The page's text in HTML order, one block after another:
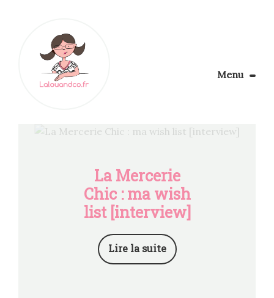
Menu
Apprendre la couture
La Mercerie
Chic : ma wish
list [interview]
Lire la suite